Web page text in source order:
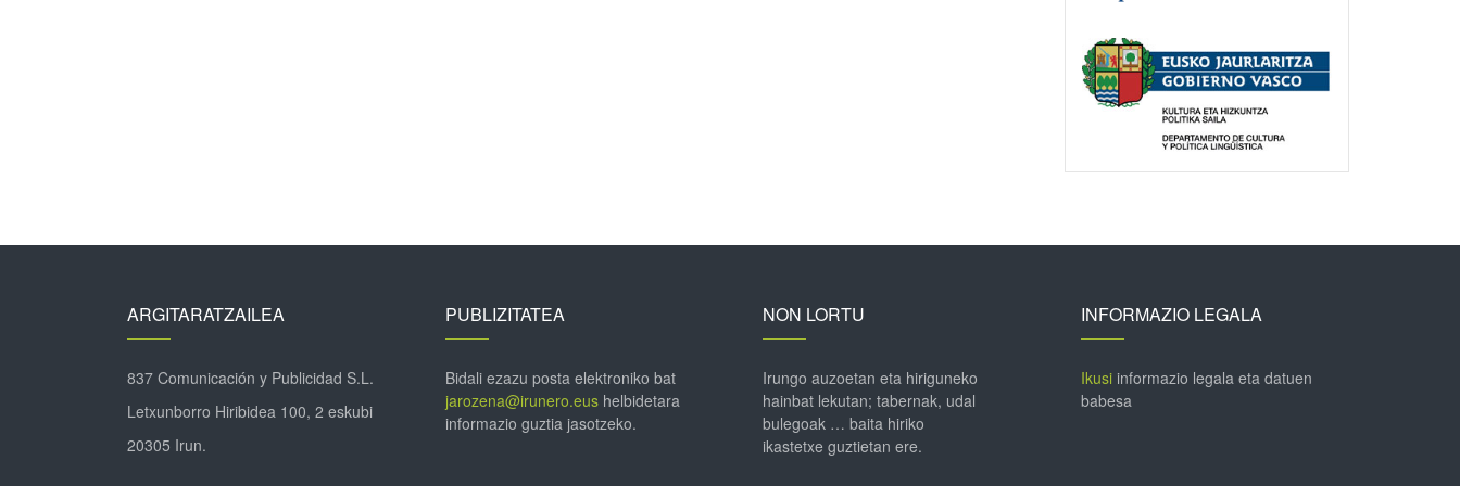
ARGITARATZAILEA
837 Comunicación y Publicidad S.L.
Letxunborro Hiribidea 100, 2 eskubi
20305 Irun.
PUBLIZITATEA
Bidali ezazu posta elektroniko bat
jarozena@irunero.eushelbidetara
informazio guztia jasotzeko.
NON LORTU
Irungo auzoetan eta hiriguneko
hainbat lekutan; tabernak, udal
bulegoak … baita hiriko
ikastetxe guztietan ere.
INFORMAZIO LEGALA
Ikusiinformazio legala eta datuen
babesa